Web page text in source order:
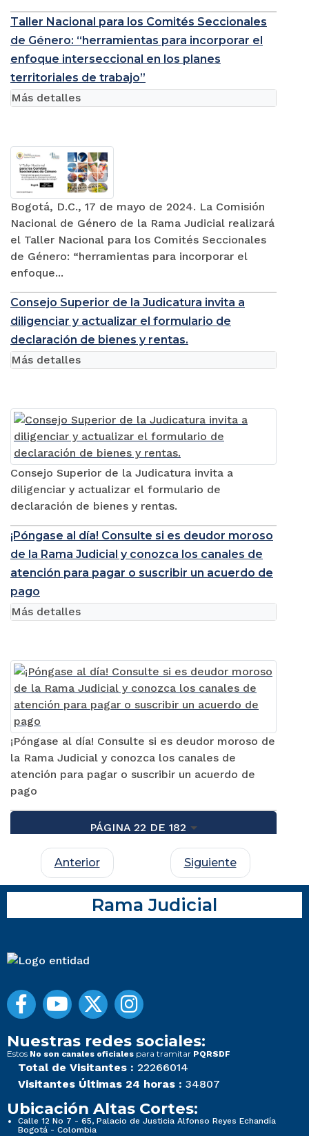
Taller Nacional para los Comités Seccionales
de Género: “herramientas para incorporar el
enfoque interseccional en los planes
territoriales de trabajo”
Bogotá, D.C., 17 de mayo de 2024. La Comisión
Nacional de Género de la Rama Judicial realizará
el Taller Nacional para los Comités Seccionales
de Género: “herramientas para incorporar el
enfoque...
Más detalles
Consejo Superior de la Judicatura invita a
diligenciar y actualizar el formulario de
declaración de bienes y rentas.
Consejo Superior de la Judicatura invita a
diligenciar y actualizar el formulario de
declaración de bienes y rentas.
Más detalles
¡Póngase al día! Consulte si es deudor moroso
de la Rama Judicial y conozca los canales de
atención para pagar o suscribir un acuerdo de
pago
¡Póngase al día! Consulte si es deudor moroso de
la Rama Judicial y conozca los canales de
atención para pagar o suscribir un acuerdo de
pago
Más detalles
PÁGINA 22 DE 182
Anterior Siguiente
Rama Judicial
Nuestras redes sociales:
Estos No son canales oficiales para tramitar PQRSDF
Total de Visitantes : 22266014
Visitantes Últimas 24 horas : 34807
Ubicación Altas Cortes:
Calle 12 No 7 - 65, Palacio de Justicia Alfonso Reyes Echandía
Bogotá - Colombia